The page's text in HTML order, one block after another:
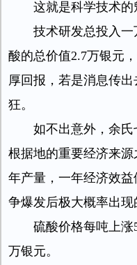
这就是科学技术的
技术研发总投入
酸的总价值2.7万银元
厚回报，若是消息传
狂。
如不出意外，余
根据地的重要经济来
年产量，一年经济效
争爆发后极大概率出现
硫酸价格每吨上涨
万银元。